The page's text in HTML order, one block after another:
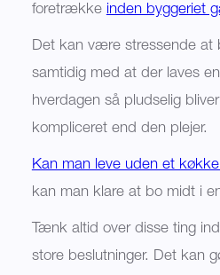
foretrække inden byggeriet
Det kan være stressende at
samtidig med at der laves
hverdagen så pludselig
kompliceret end den plejer.
Kan man leve uden et
kan man klare at bo midt i
Tænk altid over disse ting
store beslutninger. Det kan